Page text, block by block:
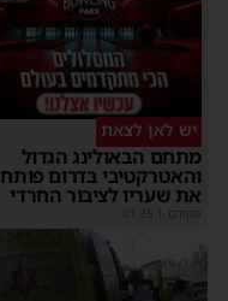
יש לאן לצאת
מתחם הבאולינג הגדול
והאטרקטיבי בדרום פותח
את שעריו לציבור החרדי
מקודם